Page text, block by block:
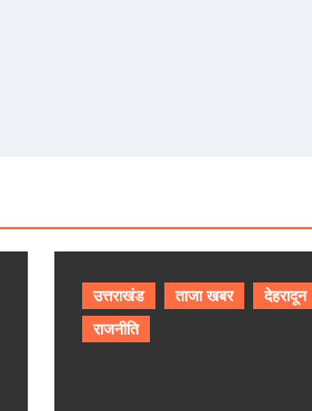
उत्तराखंड ताजा खबर
देहरादून
राजनीति